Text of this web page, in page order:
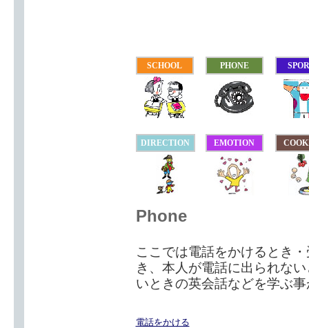
SCHOOL PHONE
DIRECTION EMOTION
Phone
ここでは電話をかけるとき
き、本人が電話に出られな
いときの英会話などを学ぶ
電話をかける